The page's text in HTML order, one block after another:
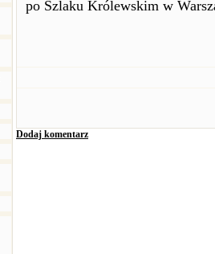
po Szlaku Królewskim w
Dodaj komentarz